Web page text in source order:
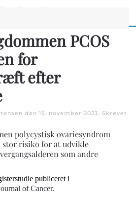
PCOS
for
efter
den 15. november 2023. Skrevet
polycystisk ovariesyndrom
stor risiko for at udvikle
som andre
publiceret i
of Cancer.